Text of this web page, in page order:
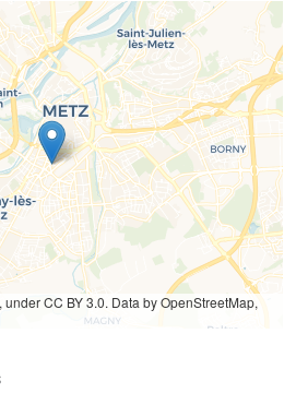
, under CC BY 3.0. Data by OpenStreetMap,